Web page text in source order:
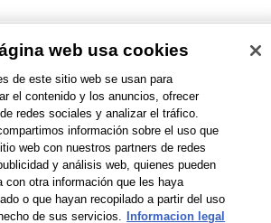
sorted by: 1 to 10 of 14
Bilbao
web usa cookies
de este sitio web se usan para
el contenido y los anuncios, ofrecer
redes sociales y analizar el tráfico.
información sobre el uso que
web con nuestros partners de redes
y análisis web, quienes pueden
con otra información que les haya
o que hayan recopilado a partir del uso
de sus servicios.
Informacion legal